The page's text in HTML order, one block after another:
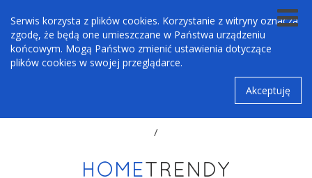
Serwis korzysta z plików cookies. Korzystanie z witryny oznacza
zgodę, że będą one umieszczane w Państwa urządzeniu
końcowym. Mogą Państwo zmienić ustawienia dotyczące
plików cookies w swojej przeglądarce.
Akceptuję
/